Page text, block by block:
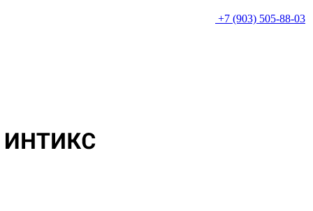
+7 (903) 505-88-03